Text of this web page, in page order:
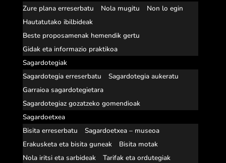
Zure plana erreserbatu
Nola mugitu
Non lo egin
Hautatutako ibilbideak
Beste proposamenak hemendik gertu
Gidak eta informazio praktikoa
Sagardotegiak
Sagardotegia erreserbatu
Sagardotegia aukeratu
Garraioa sagardotegietara
Sagardotegiaz gozatzeko gomendioak
Sagardoetxea
Bisita erreserbatu
Sagardoetxea – museoa
Erakusketa eta bisita guneak
Bisita motak
Nola iritsi eta sarbideak
Tarifak eta ordutegiak